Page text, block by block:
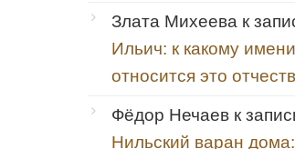
Злата Михеева к
Ильич: к какому имени
относится это
Фёдор Нечаев к
Нильский варан